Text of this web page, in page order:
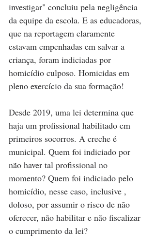
investigar" concluiu pela negligência
da equipe da escola. E as educadoras,
que na reportagem claramente
estavam empenhadas em salvar a
criança, foram indiciadas por
homicídio culposo. Homicidas em
pleno exercício da sua formação!
Desde 2019, uma lei determina que
haja um profissional habilitado em
primeiros socorros. A creche é
municipal. Quem foi indiciado por
não haver tal profissional no
momento? Quem foi indiciado pelo
homicídio, nesse caso, inclusive ,
doloso, por assumir o risco de não
oferecer, não habilitar e não fiscalizar
o cumprimento da lei?